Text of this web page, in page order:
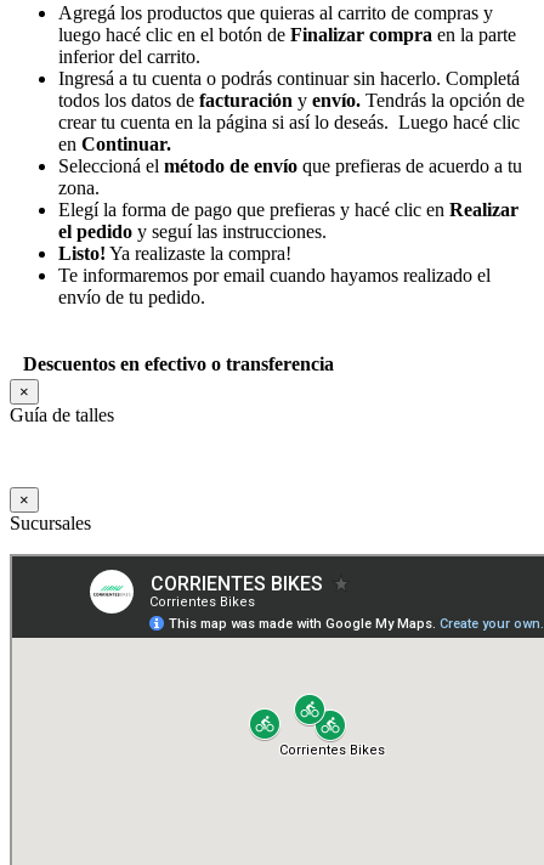
Agregá los productos que quieras al carrito de compras y
luego hacé clic en el botón de Finalizar compra en la parte
inferior del carrito.
Ingresá a tu cuenta o podrás continuar sin hacerlo. Completá
todos los datos de facturación y envío. Tendrás la opción de
crear tu cuenta en la página si así lo deseás. Luego hacé clic
en Continuar.
Seleccioná el método de envío que prefieras de acuerdo a tu
zona.
Elegí la forma de pago que prefieras y hacé clic en Realizar
el pedido y seguí las instrucciones.
Listo! Ya realizaste la compra!
Te informaremos por email cuando hayamos realizado el
envío de tu pedido.
Descuentos en efectivo o transferencia
×
Guía de talles
×
Sucursales